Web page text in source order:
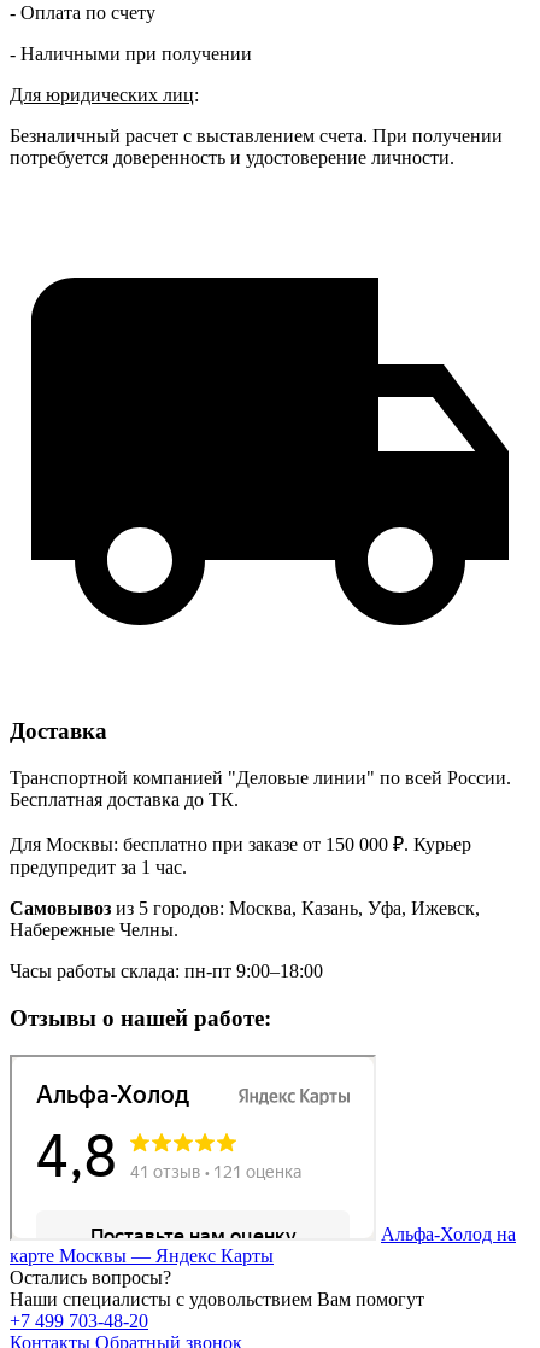
- Оплата по счету
- Наличными при получении
Для юридических лиц:
Безналичный расчет с выставлением счета. При получении
потребуется доверенность и удостоверение личности.
Доставка
Транспортной компанией "Деловые линии" по всей России.
Бесплатная доставка до ТК.
Для Москвы: бесплатно при заказе от 150 000 ₽. Курьер
предупредит за 1 час.
Самовывоз из 5 городов: Москва, Казань, Уфа, Ижевск,
Набережные Челны.
Часы работы склада: пн-пт 9:00–18:00
Отзывы о нашей работе:
Альфа-Холод на
карте Москвы — Яндекс Карты
Остались вопросы?
Наши специалисты с удовольствием Вам помогут
+7 499 703-48-20
Контакты Обратный звонок